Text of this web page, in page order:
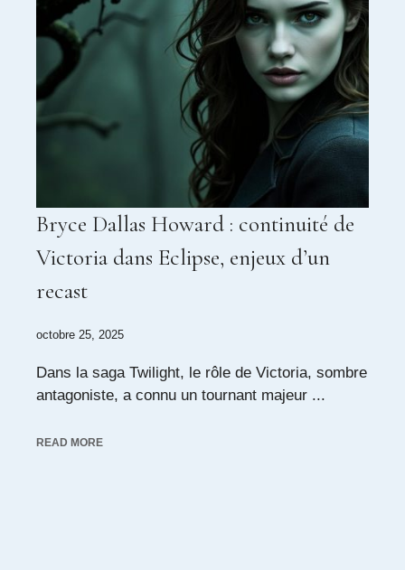
Bryce Dallas Howard : continuité de
Victoria dans Eclipse, enjeux d’un
recast
octobre 25, 2025
Dans la saga Twilight, le rôle de Victoria, sombre
antagoniste, a connu un tournant majeur ...
READ MORE